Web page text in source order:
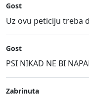
Gost
Uz ovu peticiju treba
Gost
PSI NIKAD NE BI
Zabrinuta